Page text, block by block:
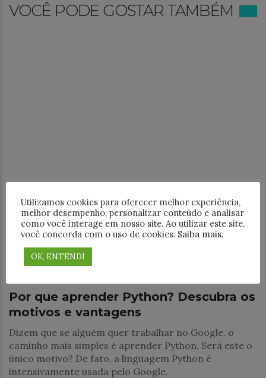
VOCÊ PODE GOSTAR TAMBÉM
Desenvolvimento
Por que aprender Python? Descubra os
motivos e vantagens
Dizem que se alguém quer trabalhar no Google, o
caminho mais simples é aprender Python. Será este o
único motivo? De fato, a linguagem Python é
intensivamente usada pelo Google.
Utilizamos cookies para oferecer melhor experiência,
melhor desempenho, personalizar conteúdo e analisar
como você interage em nosso site. Ao utilizar este site,
você concorda com o uso de cookies. Saiba mais.
OK, ENTENDI